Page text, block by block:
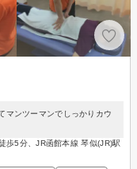
マンツーマンでしっかりカウ
歩5分、JR函館本線 琴似(JR)駅